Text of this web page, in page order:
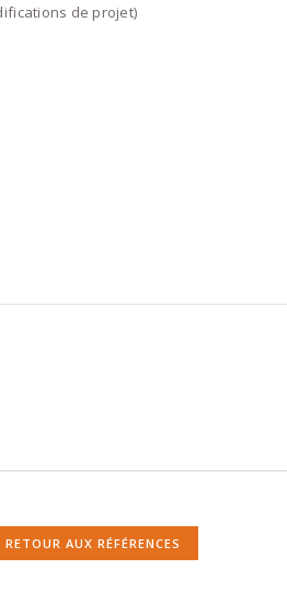
de projet)
RETOUR AUX RÉFÉRENCES